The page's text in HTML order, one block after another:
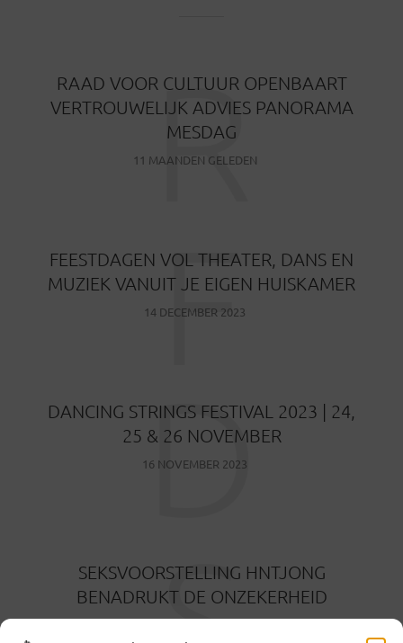
RAAD VOOR CULTUUR OPENBAART
VERTROUWELIJK ADVIES PANORAMA
MESDAG
11 MAANDEN GELEDEN
R
FEESTDAGEN VOL THEATER, DANS EN
MUZIEK VANUIT JE EIGEN HUISKAMER
14 DECEMBER 2023
F
DANCING STRINGS FESTIVAL 2023 | 24,
25 & 26 NOVEMBER
16 NOVEMBER 2023
D
SEKSVOORSTELLING HNTJONG
BENADRUKT DE ONZEKERHEID